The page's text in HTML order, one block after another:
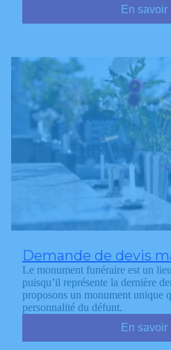
En savoir
Demande de devis
Le monument funéraire est un
puisqu’il représente la dernière
proposons un monument unique
personnalité du défunt.
En savoir